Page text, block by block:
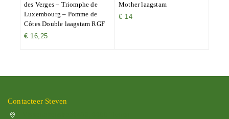
des Verges – Triomphe de
Luxembourg – Pomme de
Côtes Double laagstam RGF
€ 16,25
Mother laagstam
€ 14
Contacteer Steven